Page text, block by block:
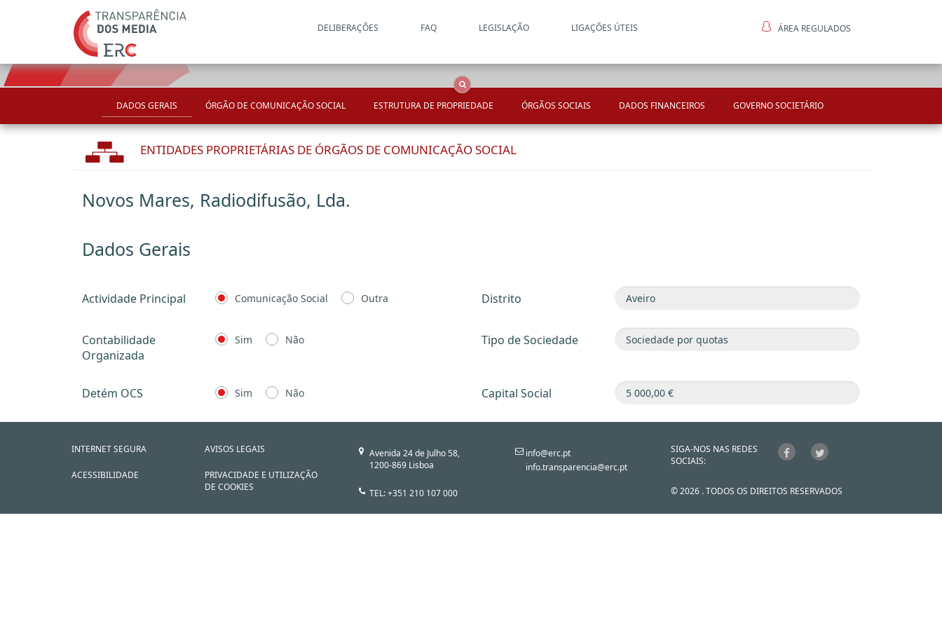
DELIBERAÇÕES FAQ LEGISLAÇÃO LIGAÇÕES ÚTEIS ÁREA REGULADOS
DADOS GERAIS ÓRGÃO DE COMUNICAÇÃO SOCIAL ESTRUTURA DE PROPRIEDADE ÓRGÃOS SOCIAIS DADOS FINANCEIROS GOVERNO SOCIETÁRIO
ENTIDADES PROPRIETÁRIAS DE ÓRGÃOS DE COMUNICAÇÃO SOCIAL
Novos Mares, Radiodifusão, Lda.
Dados Gerais
Actividade Principal Comunicação Social Outra Distrito
Contabilidade
Organizada
Sim Não Tipo de Sociedade
Detém OCS Sim Não Capital Social
INTERNET SEGURA
ACESSIBILIDADE
AVISOS LEGAIS
PRIVACIDADE E UTILIZAÇÃO
DE COOKIES
Avenida 24 de Julho 58,
1200-869 Lisboa
TEL: +351 210 107 000
info@erc.pt
info.transparencia@erc.pt
SIGA-NOS NAS REDES
SOCIAIS:
© 2026 . TODOS OS DIREITOS RESERVADOS